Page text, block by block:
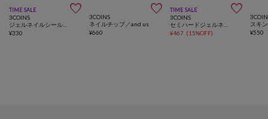
TIME SALE 
3COINS
¥330

3COINS
ネイルチップ／and us
¥660
TIME SALE 
3COINS
¥467 (15%OFF)
スキ
¥550